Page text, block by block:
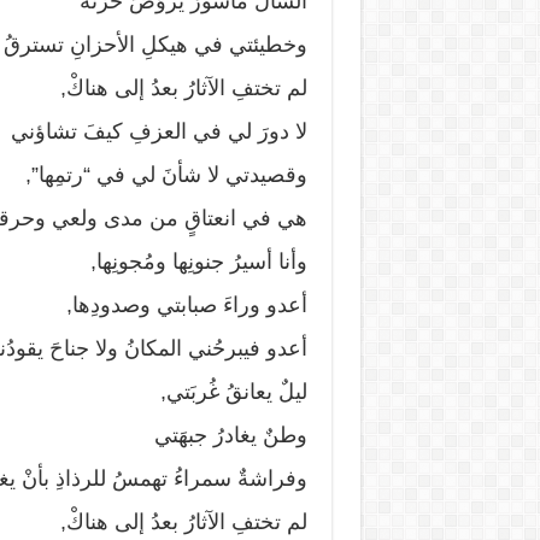
وخطيئتي في هيكلِ الأحزانِ تسترقُ
لم تختفِ الآثارُ بعدُ إلى هناكْ,
لا دورَ لي في العزفِ كيفَ تشاؤني
وقصيدتي لا شأنَ لي في “رتمِها”,
هي في انعتاقٍ من مدى ولعي
وأنا أسيرُ جنونِها ومُجونِها,
أعدو وراءَ صبابتي وصدودِها,
أعدو فيبرحُني المكانُ ولا جناحَ
ليلٌ يعانقُ غُربَتي,
وطنٌ يغادرُ جبهَتي
وفراشةٌ سمراءُ تهمسُ للرذاذِ بأنْ
لم تختفِ الآثارُ بعدُ إلى هناكْ,